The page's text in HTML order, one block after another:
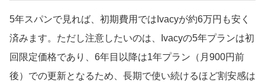
5年スパンで見れば、初期費用ではIvacyが約6万円も安く
済みます。ただし注意したいのは、Ivacyの5年プランは初
回限定価格であり、6年目以降は1年プラン（月900円前
後）での更新となるため、長期で使い続けるほど割安感は